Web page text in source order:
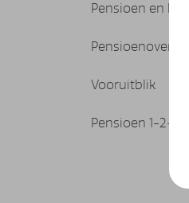
Pensioen en
Vooruitblik
Pensioen 1-2-3